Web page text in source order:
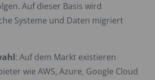
Auf dieser Basis wird
Systeme und Daten migriert
: Auf dem Markt existieren
wie AWS, Azure, Google Cloud